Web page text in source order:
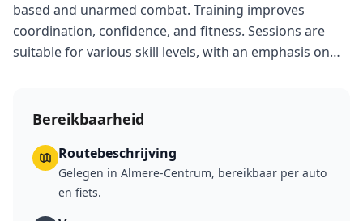
based and unarmed combat. Training improves
coordination, confidence, and fitness. Sessions are
suitable for various skill levels, with an emphasis on
Bereikbaarheid
Routebeschrijving
Gelegen in Almere-Centrum, bereikbaar per auto
en fiets.